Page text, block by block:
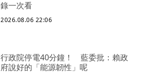
錄一次看
2026.08.06 22:06
行政院停電40分鐘！ 藍委批：賴政
府說好的「能源韌性」呢